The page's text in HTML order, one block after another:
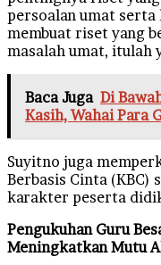
persoalan umat serta
membuat riset yang
masalah umat, itulah
Baca Juga Di
Kasih, Wahai Para
Suyitno juga
Berbasis Cinta (KBC)
karakter peserta
Pengukuhan Guru
Meningkatkan Mutu